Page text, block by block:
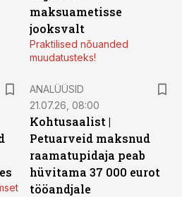
maksuametisse
jooksvalt
Praktilised nõuanded
muudatusteks!
ANALÜÜSID
21.07.26, 08:00
Kohtusaalist |
Petuarveid maksnud
raamatupidaja peab
hüvitama 37 000 eurot
tööandjale